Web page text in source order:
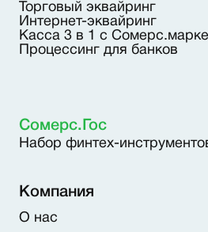
Торговый эквайринг
Интернет-эквайринг
Касса 3 в 1 с
Процессинг для банков
Сомерс.Гос
Набор финтех-
О нас
Компания